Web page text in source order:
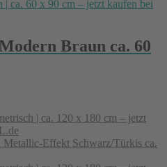
Braun ca. 60
Effekt Schwarz/Türkis ca.